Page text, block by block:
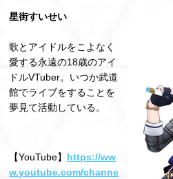
星街すいせい
歌とアイドルをこよなく
愛する永遠の18歳のアイ
ドルVTuber。いつか武道
館でライブをすることを
夢見て活動している。
【YouTube】 https://ww
w.youtube.com/channe